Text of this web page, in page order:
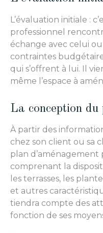
L’évaluation initiale :
professionnel
échange avec celui ou
contraintes
qui s’offrent à lui. Il
même l’espace à
La conception du
À partir des
chez son client ou sa
plan d’aménagement
comprenant la
les terrasses, les
et autres
tiendra compte des
fonction de ses